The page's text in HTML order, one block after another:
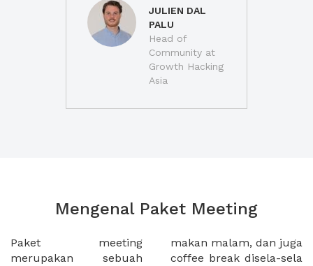
JULIEN DAL
PALU
Head of
Community at
Growth Hacking
Asia
Mengenal Paket Meeting
Paket meeting
merupakan sebuah
makan malam, dan juga
coffee break disela-sela